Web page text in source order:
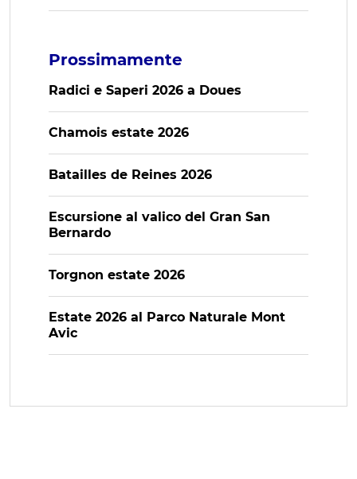
Prossimamente
Radici e Saperi 2026 a Doues
Chamois estate 2026
Batailles de Reines 2026
Escursione al valico del Gran San
Bernardo
Torgnon estate 2026
Estate 2026 al Parco Naturale Mont
Avic